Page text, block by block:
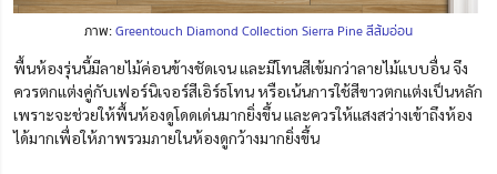
ภาพ:Greentouch Diamond Collection Sierra Pine สีส้มอ่อน
พื้นห้องรุ่นนี้มีลายไม้ค่อนข้างชัดเจน และมีโทนสีเข้มกว่าลายไม้แบบอื่น จึง
ควรตกแต่งคู่กับเฟอร์นิเจอร์สีเอิร์ธโทน หรือเน้นการใช้สีขาวตกแต่งเป็นหลัก
เพราะจะช่วยให้พื้นห้องดูโดดเด่นมากยิ่งขึ้น และควรให้แสงสว่างเข้าถึงห้อง
ได้มากเพื่อให้ภาพรวมภายในห้องดูกว้างมากยิ่งขึ้น